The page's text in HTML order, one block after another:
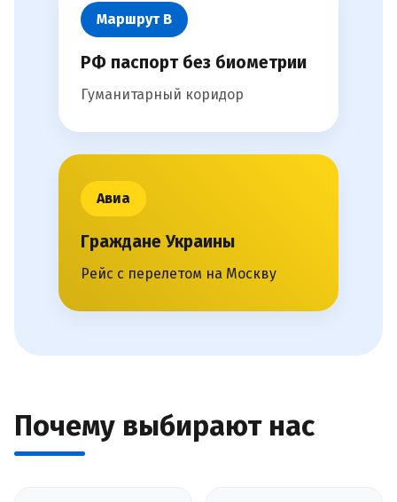
Маршрут В
РФ паспорт без биометрии
Гуманитарный коридор
Авиа
Граждане Украины
Рейс с перелетом на Москву
Почему выбирают нас